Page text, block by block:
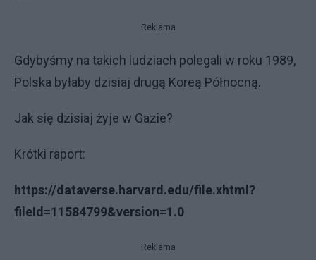
Reklama
Gdybyśmy na takich ludziach polegali w roku 1989,
Polska byłaby dzisiaj drugą Koreą Północną.
Jak się dzisiaj żyje w Gazie?
Krótki raport:
https://dataverse.harvard.edu/file.xhtml?
fileId=11584799&version=1.0
Reklama